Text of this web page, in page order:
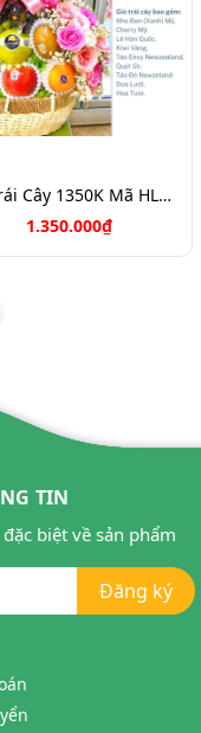
Giỏ Trái Cây 1350K Mã HL1355
1.350.000₫
TIN
biệt về sản phẩm
Đăng ký